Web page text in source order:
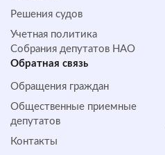
Решения судов
Учетная политика
Собрания депутатов НАО
Обратная cвязь
Обращения граждан
Общественные приемные
депутатов
Контакты